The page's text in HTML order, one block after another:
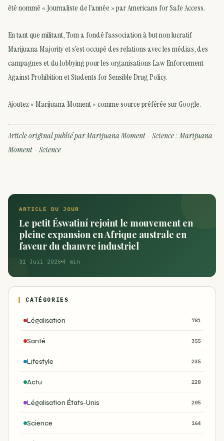
été nommé « Journaliste de l’année » par Americans for Safe Access.
En tant que militant, Tom a fondé l’association à but non lucratif
Marijuana Majority et s’est occupé des relations avec les médias, des
campagnes et du lobbying pour les organisations Law Enforcement
Against Prohibition et Students for Sensible Drug Policy.
Ajoutez « Marijuana Moment » comme source préférée sur Google.
Article original publié par Marijuana Moment – Science :Marijuana
Moment – Science
ARTICLE DU JOUR
Le petit Éswatiní rejoint le mouvement en
pleine expansion en Afrique australe en
faveur du chanvre industriel
31 Juil 2026 4 min
CATÉGORIES
Légalisation 781
Santé 355
Lifestyle 235
Actu 228
Légalisation États-Unis 205
Science 164